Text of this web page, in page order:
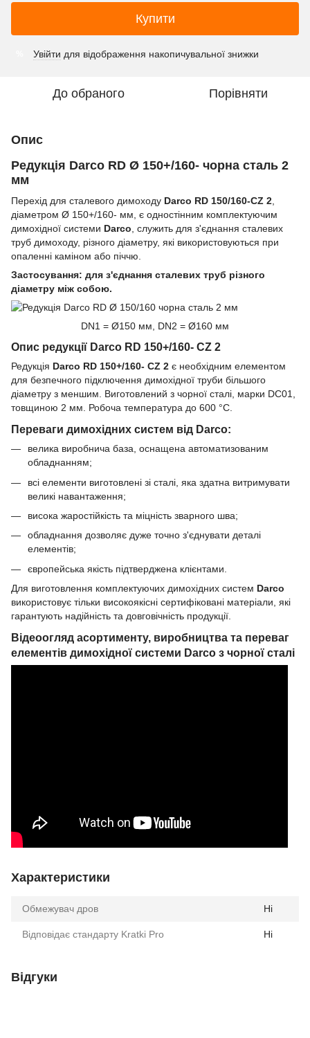
Купити
Увійти для відображення накопичувальної знижки
До обраного Порівняти
Опис
Редукція Darco RD Ø 150+/160- чорна сталь 2
мм
Перехід для сталевого димоходу Darco RD 150/160-CZ 2
діаметром Ø 150+/160- мм, є одностінним комплектуючим
димохідної системи Darco , служить для з'єднання сталевих
труб димоходу, різного діаметру, які використовуються при
опаленні каміном або піччю.
Застосування: для з'єднання сталевих труб різного
діаметру між собою.
DN1 = Ø150 мм, DN2 = Ø160 мм
Опис редукції Darco RD 150+/160- CZ 2
Редукція Darco RD 150+/160- CZ 2 є необхідним елементом
для безпечного підключення димохідної труби більшого
діаметру з меншим. Виготовлений з чорної сталі, марки DC01,
товщиною 2 мм. Робоча температура до 600 °С.
Переваги димохідних систем від Darco:
велика виробнича база, оснащена автоматизованим
обладнанням;
всі елементи виготовлені зі сталі, яка здатна витримувати
великі навантаження;
висока жаростійкість та міцність зварного шва;
обладнання дозволяє дуже точно з'єднувати деталі
елементів;
європейська якість підтверджена клієнтами.
Для виготовлення комплектуючих димохідних систем Darco
використовує тільки високоякісні сертифіковані матеріали, які
гарантують надійність та довговічність продукції.
Відеоогляд асортименту, виробництва та переваг
елементів димохідної системи Darco з чорної сталі
Характеристики
Обмежувач дров Ні
Відповідає стандарту Kratki Pro Ні
Відгуки